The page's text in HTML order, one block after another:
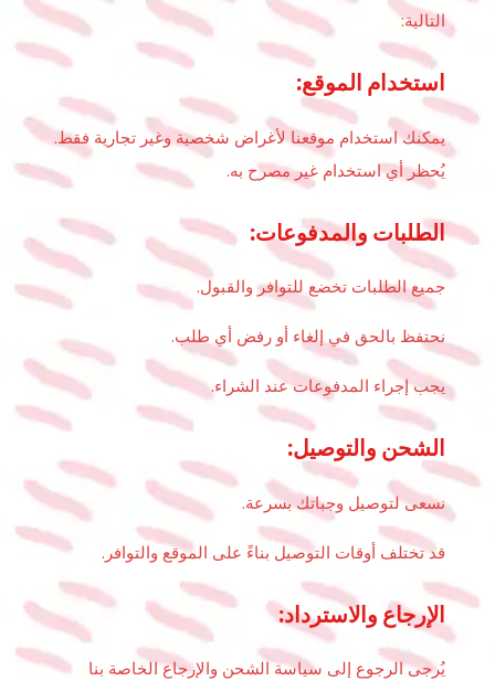
التالية:
استخدام الموقع:
يمكنك استخدام موقعنا لأغراض شخصية وغير تجارية فقط.
يُحظر أي استخدام غير مصرح به.
الطلبات والمدفوعات:
جميع الطلبات تخضع للتوافر والقبول.
نحتفظ بالحق في إلغاء أو رفض أي طلب.
يجب إجراء المدفوعات عند الشراء.
الشحن والتوصيل:
نسعى لتوصيل وجباتك بسرعة.
قد تختلف أوقات التوصيل بناءً على الموقع والتوافر.
الإرجاع والاسترداد:
يُرجى الرجوع إلى سياسة الشحن والإرجاع الخاصة بنا